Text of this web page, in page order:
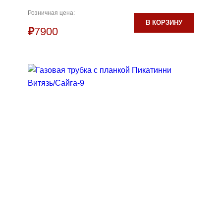
Розничная цена:
₽7900
В КОРЗИНУ